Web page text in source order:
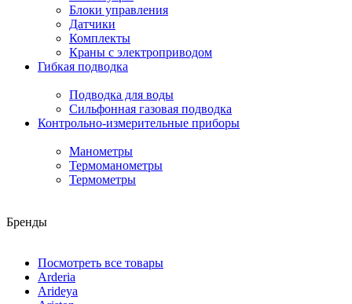
Блоки управления
Датчики
Комплекты
Краны с электроприводом
Гибкая подводка
Подводка для воды
Сильфонная газовая подводка
Контрольно-измерительные приборы
Манометры
Термоманометры
Термометры
Бренды
Посмотреть все товары
Arderia
Arideya